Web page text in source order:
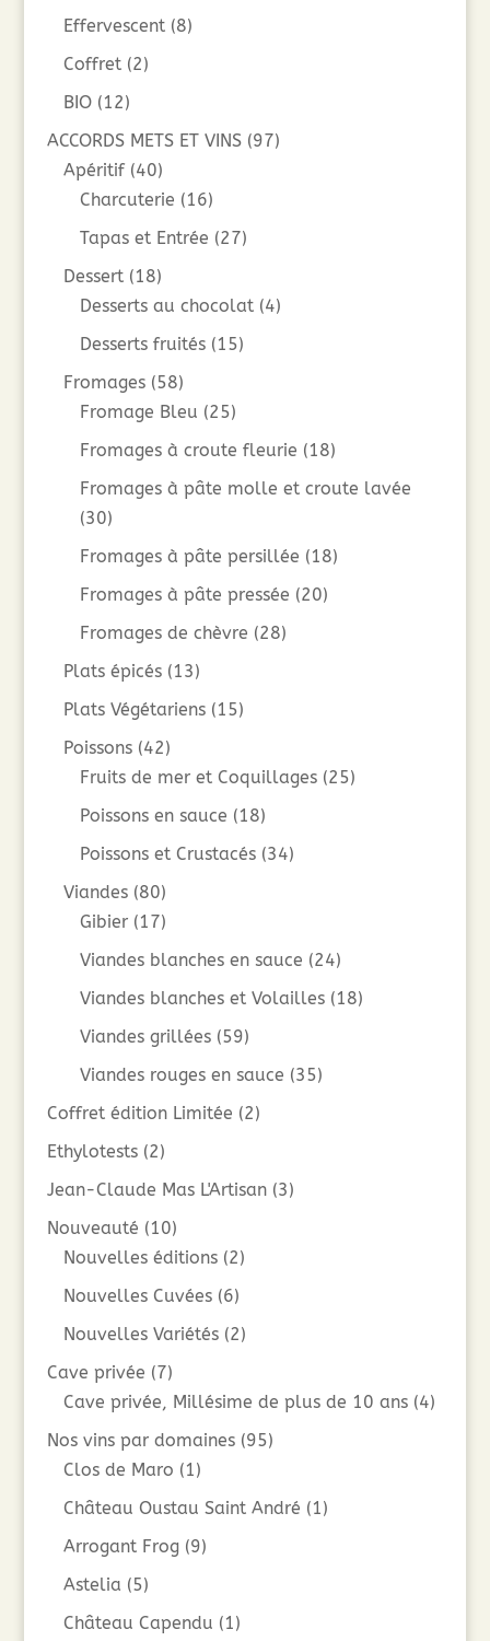
Effervescent (8)
Coffret (2)
BIO (12)
ACCORDS METS ET VINS (97)
Apéritif (40)
Charcuterie (16)
Tapas et Entrée (27)
Dessert (18)
Desserts au chocolat (4)
Desserts fruités (15)
Fromages (58)
Fromage Bleu (25)
Fromages à croute fleurie (18)
Fromages à pâte molle et croute lavée
(30)
Fromages à pâte persillée (18)
Fromages à pâte pressée (20)
Fromages de chèvre (28)
Plats épicés (13)
Plats Végétariens (15)
Poissons (42)
Fruits de mer et Coquillages (25)
Poissons en sauce (18)
Poissons et Crustacés (34)
Viandes (80)
Gibier (17)
Viandes blanches en sauce (24)
Viandes blanches et Volailles (18)
Viandes grillées (59)
Viandes rouges en sauce (35)
Coffret édition Limitée (2)
Ethylotests (2)
Jean-Claude Mas L'Artisan (3)
Nouveauté (10)
Nouvelles éditions (2)
Nouvelles Cuvées (6)
Nouvelles Variétés (2)
Cave privée (7)
Cave privée, Millésime de plus de 10 ans (4)
Nos vins par domaines (95)
Clos de Maro (1)
Château Oustau Saint André (1)
Arrogant Frog (9)
Astelia (5)
Château Capendu (1)